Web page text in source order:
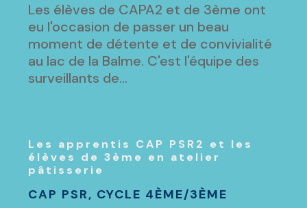
Les élèves de CAPA2 et de 3ème ont
eu l'occasion de passer un beau
moment de détente et de convivialité
au lac de la Balme. C'est l'équipe des
surveillants de...
Les apprentis CAP PSR2 et les
élèves de 3ème en atelier
pâtisserie
CAP PSR, CYCLE 4ÈME/3ÈME